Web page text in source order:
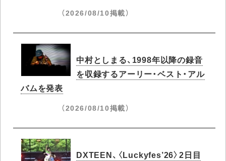
（2026/08/10掲載）
中村としまる、1998年以降の録音
を収録するアーリー・ベスト・アル
バムを発表
（2026/08/10掲載）
DXTEEN、〈Luckyfes’26〉2日目